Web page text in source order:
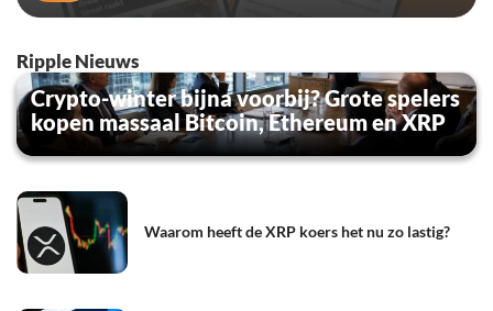
Ripple Nieuws
Crypto-winter bijna voorbij? Grote spelers
kopen massaal Bitcoin, Ethereum en XRP
Waarom heeft de XRP koers het nu zo lastig?